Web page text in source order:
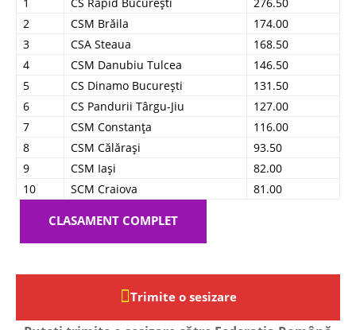
2
CSM Brăila
174.00
3
CSA Steaua
168.50
4
CSM Danubiu Tulcea
146.50
5
CS Dinamo București
131.50
6
CS Pandurii Târgu-Jiu
127.00
7
CSM Constanța
116.00
8
CSM Călărași
93.50
9
CSM Iași
82.00
10
SCM Craiova 81.00
CLASAMENT COMPLET
Trimite o sesizare